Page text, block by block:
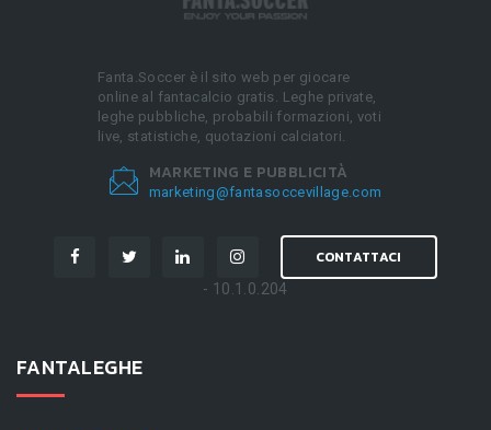
Fanta.Soccer è il sito web per giocare
online al fantacalcio gratis. Leghe private,
leghe pubbliche, probabili formazioni, voti
live, statistiche, quotazioni calciatori.
MARKETING E PUBBLICITÀ
marketing@fantasoccevillage.com
CONTATTACI
- 10.1.0.204
FANTALEGHE